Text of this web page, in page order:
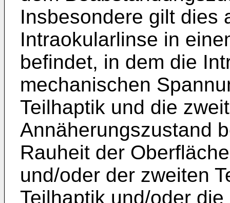
Insbesondere gilt dies
Intraokularlinse in
befindet, in dem die
mechanischen
Teilhaptik und die
Annäherungszustand
Rauheit der
und/oder der zweiten
Teilhaptik und/oder